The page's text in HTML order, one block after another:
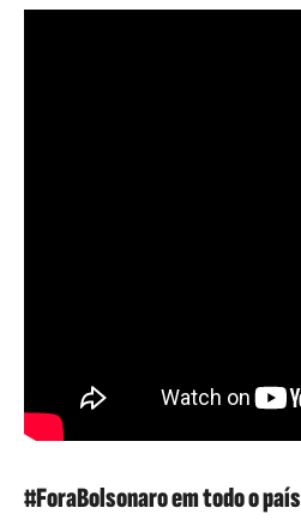
#ForaBolsonaro em todo o país